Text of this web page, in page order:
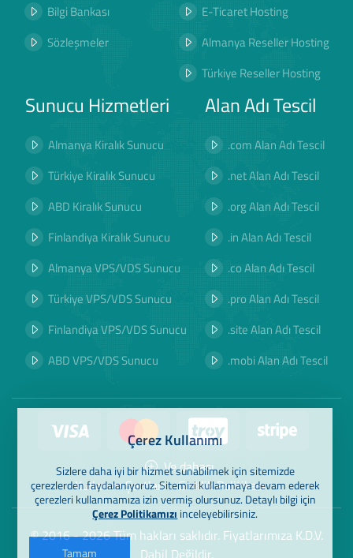
Bilgi Bankası
Sözleşmeler
E-Ticaret Hosting
Almanya Reseller Hosting
Türkiye Reseller Hosting
Sunucu Hizmetleri
Almanya Kiralık Sunucu
Türkiye Kiralık Sunucu
ABD Kiralık Sunucu
Finlandiya Kiralık Sunucu
Almanya VPS/VDS Sunucu
Türkiye VPS/VDS Sunucu
Finlandiya VPS/VDS Sunucu
ABD VPS/VDS Sunucu
Alan Adı Tescil
.com Alan Adı Tescil
.net Alan Adı Tescil
.org Alan Adı Tescil
.in Alan Adı Tescil
.co Alan Adı Tescil
.pro Alan Adı Tescil
.site Alan Adı Tescil
.mobi Alan Adı Tescil
Ve dahası
Kullanım Şartları
Gizlilik Politikası
© 2016 - 2026 Tüm hakları saklıdır. Fiyatlarımıza K.D.V.
Dahil Değildir.
Çerez Kullanımı
Sizlere daha iyi bir hizmet sunabilmek için sitemizde
çerezlerden faydalanıyoruz. Sitemizi kullanmaya devam ederek
çerezleri kullanmamıza izin vermiş olursunuz. Detaylı bilgi için
Çerez Politikamızı inceleyebilirsiniz.
Tamam